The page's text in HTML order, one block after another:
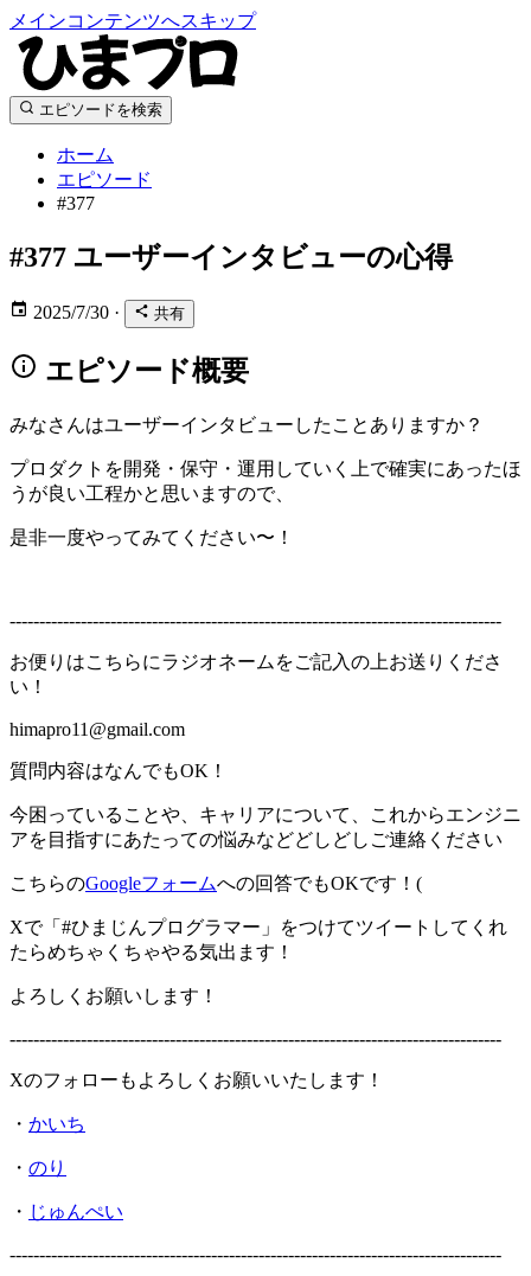
メインコンテンツへスキップ
エピソードを検索
ホーム
エピソード
#377
#377 ユーザーインタビューの心得
2025/7/30 · 共有
エピソード概要
みなさんはユーザーインタビューしたことありますか？
プロダクトを開発・保守・運用していく上で確実にあったほ
うが良い工程かと思いますので、
是非一度やってみてください〜！
-----------------------------------------------------------------------------------
お便りはこちらにラジオネームをご記入の上お送りくださ
い！
himapro11@gmail.com
質問内容はなんでもOK！
今困っていることや、キャリアについて、これからエンジニ
アを目指すにあたっての悩みなどどしどしご連絡ください
こちらのGoogleフォームへの回答でもOKです！(
Xで「#ひまじんプログラマー」をつけてツイートしてくれ
たらめちゃくちゃやる気出ます！
よろしくお願いします！
-----------------------------------------------------------------------------------
Xのフォローもよろしくお願いいたします！
・ かいち
・ のり
・ じゅんぺい
-----------------------------------------------------------------------------------